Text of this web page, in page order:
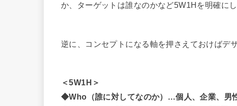
か、ターゲットは誰なのかなど5W1Hを明確に
逆に、コンセプトになる軸を押さえておけばデ
＜5W1H＞
◆Who（誰に対してなのか）…個人、企業、男